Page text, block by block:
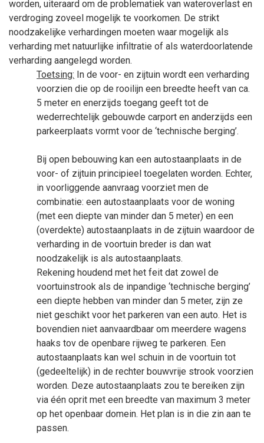
worden, uiteraard om de problematiek van wateroverlast en
verdroging zoveel mogelijk te voorkomen. De strikt
noodzakelijke verhardingen moeten waar mogelijk als
verharding met natuurlijke infiltratie of als waterdoorlatende
verharding aangelegd worden.
Toetsing: In de voor- en zijtuin wordt een verharding
voorzien die op de rooilijn een breedte heeft van ca.
5 meter en enerzijds toegang geeft tot de
wederrechtelijk gebouwde carport en anderzijds een
parkeerplaats vormt voor de ‘technische berging’.
Bij open bebouwing kan een autostaanplaats in de
voor- of zijtuin principieel toegelaten worden. Echter,
in voorliggende aanvraag voorziet men de
combinatie: een autostaanplaats voor de woning
(met een diepte van minder dan 5 meter) en een
(overdekte) autostaanplaats in de zijtuin waardoor de
verharding in de voortuin breder is dan wat
noodzakelijk is als autostaanplaats.
Rekening houdend met het feit dat zowel de
voortuinstrook als de inpandige ‘technische berging’
een diepte hebben van minder dan 5 meter, zijn ze
niet geschikt voor het parkeren van een auto. Het is
bovendien niet aanvaardbaar om meerdere wagens
haaks tov de openbare rijweg te parkeren. Een
autostaanplaats kan wel schuin in de voortuin tot
(gedeeltelijk) in de rechter bouwvrije strook voorzien
worden. Deze autostaanplaats zou te bereiken zijn
via één opritmet een breedte van maximum 3 meter
op het openbaar domein. Het plan is in die zin aan te
passen.